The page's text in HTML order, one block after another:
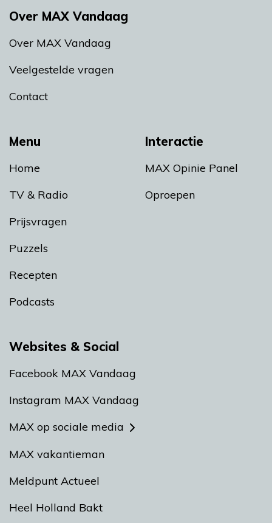
Menu
Home
TV & Radio
Prijsvragen
Puzzels
Recepten
Podcasts
Interactie
MAX Opinie Panel
Oproepen
Over MAX Vandaag
Over MAX Vandaag
Veelgestelde vragen
Contact
Websites & Social
Facebook MAX Vandaag
Instagram MAX Vandaag
MAX op sociale media
MAX vakantieman
Meldpunt Actueel
Heel Holland Bakt